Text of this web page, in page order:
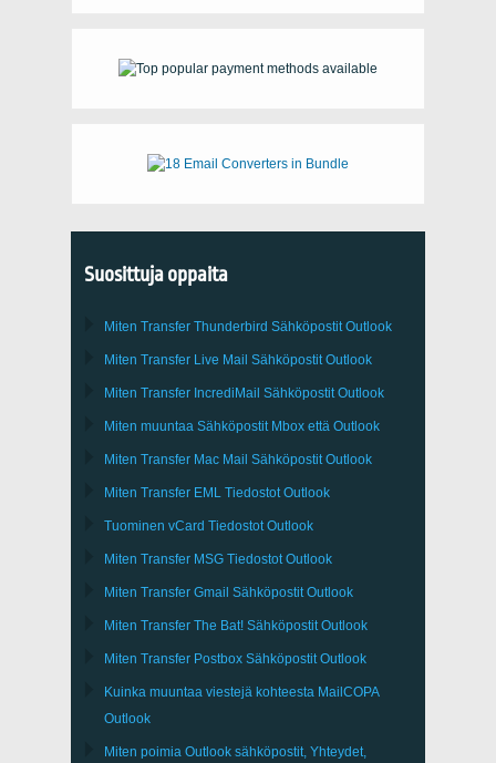
Suosittuja oppaita
Miten Transfer Thunderbird Sähköpostit Outlook
Miten Transfer Live Mail SähköpostitOutlook
Miten Transfer IncrediMail SähköpostitOutlook
Miten muuntaa Sähköpostit Mbox että Outlook
Miten Transfer Mac Mail SähköpostitOutlook
Miten Transfer EML TiedostotOutlook
Tuominen vCard TiedostotOutlook
Miten Transfer MSG TiedostotOutlook
Miten Transfer Gmail SähköpostitOutlook
Miten Transfer The Bat! SähköpostitOutlook
Miten Transfer Postbox Sähköpostit Outlook
Kuinka muuntaa viestejä kohteesta MailCOPA
Outlook
Miten poimia Outlook sähköpostit, Yhteydet,